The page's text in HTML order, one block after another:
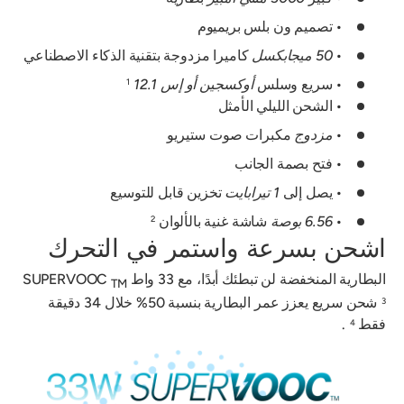
• تصميم ون بلس بريميوم
• 50 ميجابكسل
كاميرا مزدوجة بتقنية الذكاء الاصطناعي
• سريع وسلس أوكسجين أو إس 12.1 1
• الشحن الليلي الأمثل
• مزدوج مكبرات صوت ستيريو
• فتح بصمة الجانب
• يصل إلى 1 تيرابايت
تخزين قابل للتوسيع
• 6.56 بوصة شاشة غنية بالألوان 2
اشحن بسرعة واستمر في التحرك
البطارية المنخفضة لن تبطئك أبدًا، مع 33 واط SUPERVOOC TM
3
شحن سريع يعزز عمر البطارية بنسبة 50% خلال 34 دقيقة
فقط4
.